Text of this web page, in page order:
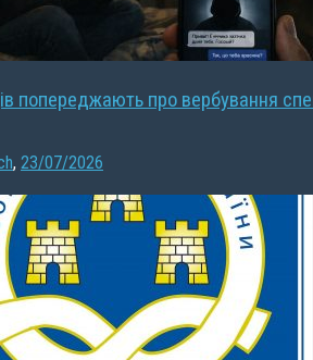
попереджають про вербування
, 23/07/2026